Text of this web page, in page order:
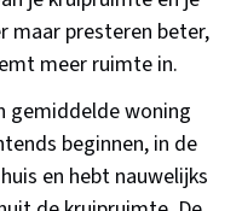
maar presteren beter,
meer ruimte in.
gemiddelde woning
beginnen, in de
en hebt nauwelijks